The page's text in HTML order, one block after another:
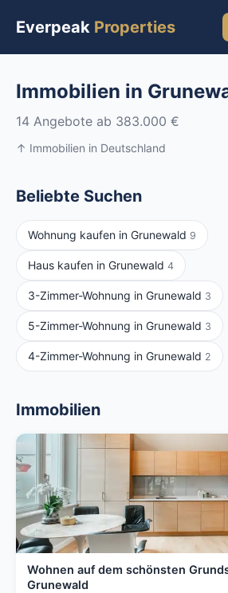
Everpeak Properties
Immobilien in
14 Angebote ab 383.000 €
↑ Immobilien in Deutschland
Beliebte Suchen
Wohnung kaufen in Grunewald 9
Haus kaufen in Grunewald 4
3-Zimmer-Wohnung in Grunewald 3
5-Zimmer-Wohnung in Grunewald 3
4-Zimmer-Wohnung in Grunewald 2
Immobilien
Wohnen auf dem schönsten
Grunewald